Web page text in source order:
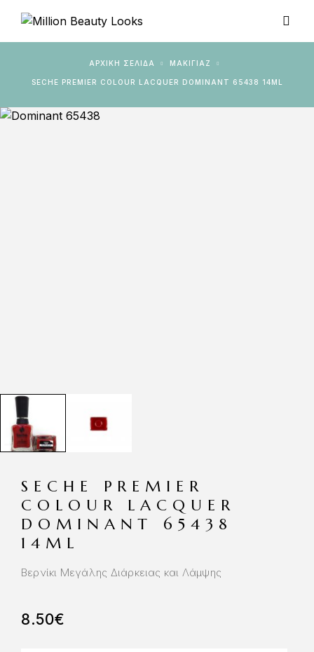
ΑΡΧΙΚΉ ΣΕΛΊΔΑ ΜΑΚΙΓΙΑΖ
SECHE PREMIER COLOUR LACQUER DOMINANT 65438 14ML
SECHE PREMIER
COLOUR LACQUER
DOMINANT 65438
14ML
Βερνίκι Μεγάλης Διάρκειας και Λάμψης
8.50€